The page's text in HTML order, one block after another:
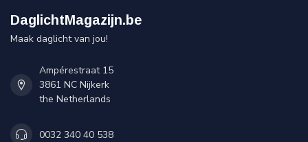
DaglichtMagazijn.be
Maak daglicht van jou!
Ampérestraat 15
3861 NC Nijkerk
the Netherlands
0032 340 40 538